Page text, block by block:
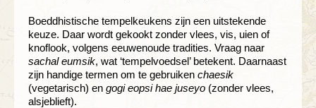
Boeddhistische tempelkeukens zijn een uitstekende
keuze. Daar wordt gekookt zonder vlees, vis, uien of
knoflook, volgens eeuwenoude tradities. Vraag naar
sachal eumsik, wat ‘tempelvoedsel’ betekent. Daarnaast
zijn handige termen om te gebruiken chaesik
(vegetarisch) en gogi eopsi hae juseyo (zonder vlees,
alsjeblieft).